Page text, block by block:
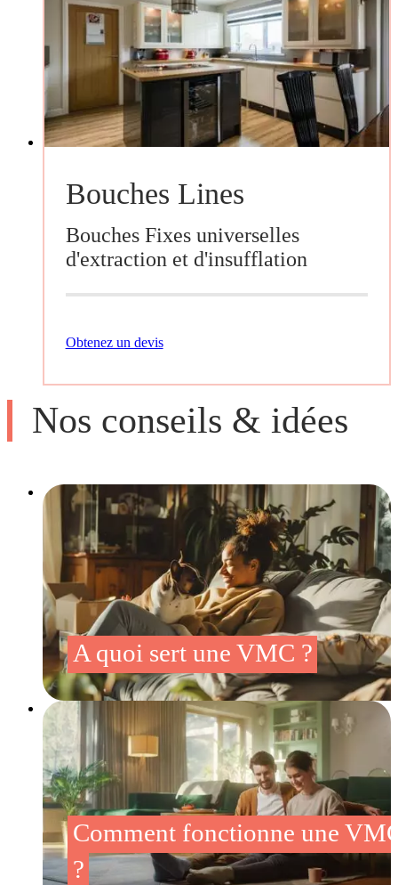
Bouches Lines
Bouches Fixes universelles
d'extraction et d'insufflation
Obtenez un devis
Nos conseils & idées
A quoi sert une VMC ?
Comment fonctionne une
?